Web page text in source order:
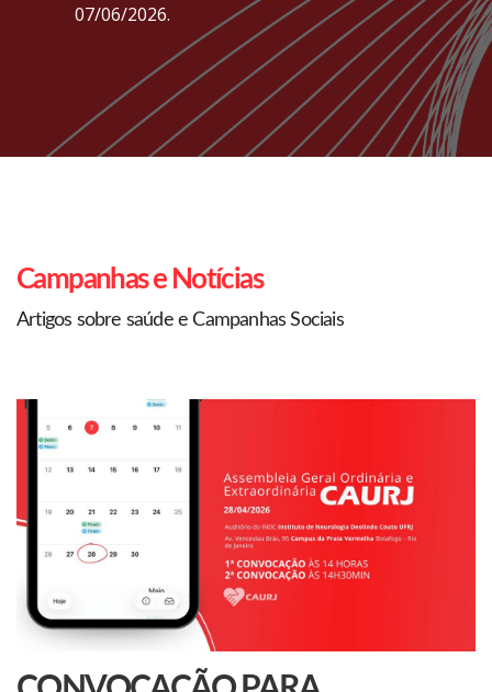
07/06/2026.
Campanhas e Notícias
Artigos sobre saúde e Campanhas Sociais